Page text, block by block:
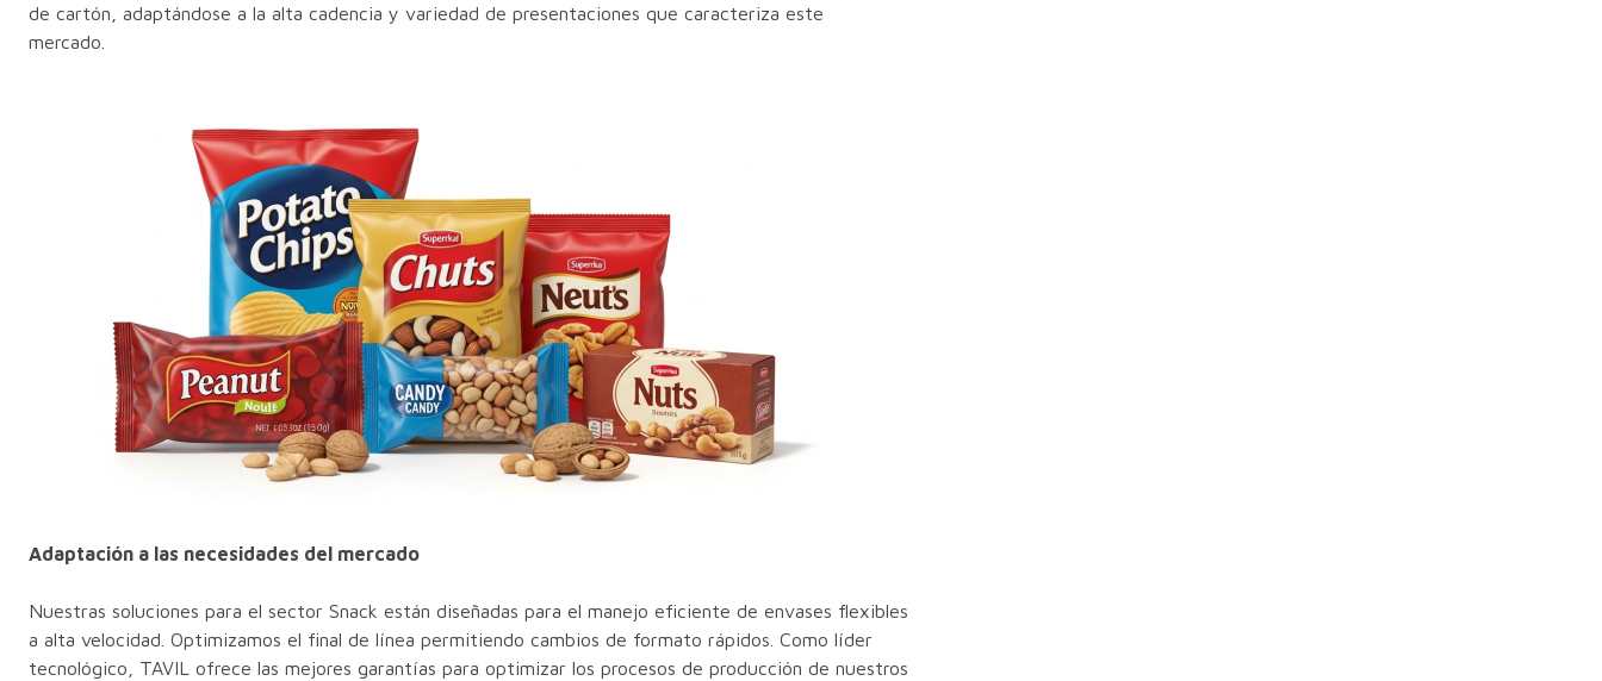
de cartón, adaptándose a la alta cadencia y variedad de presentaciones que caracteriza este
mercado.
Adaptación a las necesidades del mercado
Nuestras soluciones para el sector Snack están diseñadas para el manejo eficiente de envases flexibles
a alta velocidad. Optimizamos el final de línea permitiendo cambios de formato rápidos. Como líder
tecnológico, TAVIL ofrece las mejores garantías para optimizar los procesos de producción de nuestros